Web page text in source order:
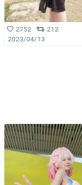
2752
212
2023/04/13